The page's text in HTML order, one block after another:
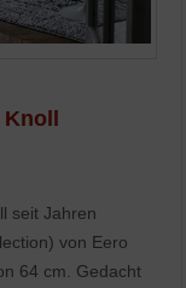
Knoll
seit Jahren
von Eero
64 cm. Gedacht